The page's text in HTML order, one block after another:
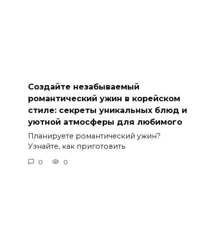
Создайте незабываемый
романтический ужин в корейском
стиле: секреты уникальных блюд и
уютной атмосферы для любимого
Планируете романтический ужин?
Узнайте, как приготовить
0 0